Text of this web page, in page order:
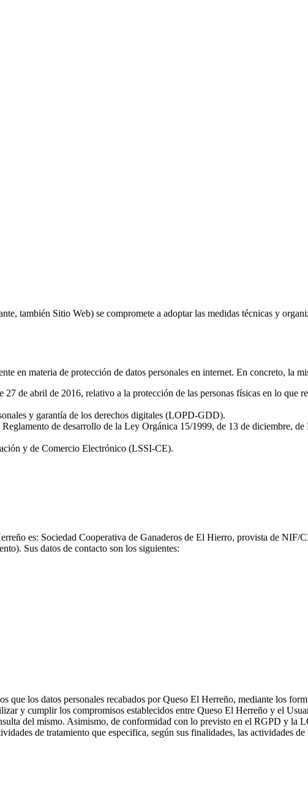
también Sitio Web) se compromete a adoptar las medidas técnicas y
en materia de protección de datos personales en internet. En concreto, la
de abril de 2016, relativo a la protección de las personas físicas en lo que
y garantía de los derechos digitales (LOPD-GDD).
de desarrollo de la Ley Orgánica 15/1999, de 13 de diciembre, de
y de Comercio Electrónico (LSSI-CE).
es: Sociedad Cooperativa de Ganaderos de El Hierro, provista de
Sus datos de contacto son los siguientes:
los datos personales recabados por Queso El Herreño, mediante los
y cumplir los compromisos establecidos entre Queso El Herreño y el
del mismo. Asimismo, de conformidad con lo previsto en el RGPD y la
de tratamiento que especifica, según sus finalidades, las actividades